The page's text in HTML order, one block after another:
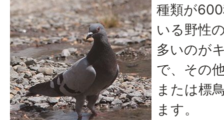
種類が
いる野性
多いのが
で、その
または標
ます。